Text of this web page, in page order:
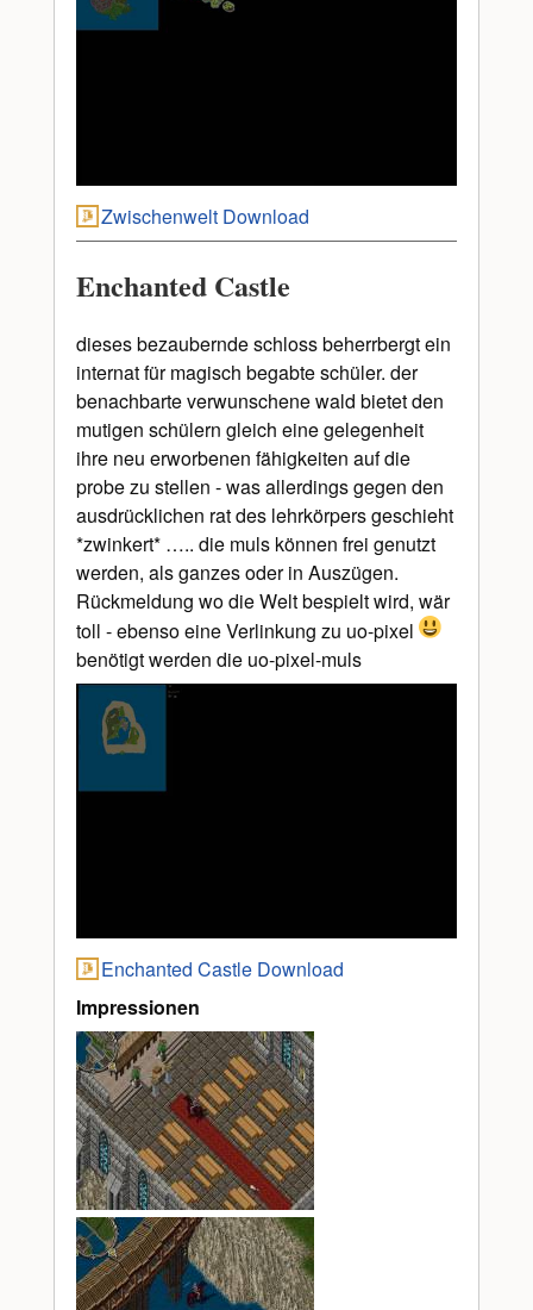
Zwischenwelt Download
Enchanted Castle
dieses bezaubernde schloss beherrbergt ein
internat für magisch begabte schüler. der
benachbarte verwunschene wald bietet den
mutigen schülern gleich eine gelegenheit
ihre neu erworbenen fähigkeiten auf die
probe zu stellen - was allerdings gegen den
ausdrücklichen rat des lehrkörpers geschieht
*zwinkert* ….. die muls können frei genutzt
werden, als ganzes oder in Auszügen.
Rückmeldung wo die Welt bespielt wird, wär
toll - ebenso eine Verlinkung zu uo-pixel
benötigt werden die uo-pixel-muls
Enchanted Castle Download
Impressionen